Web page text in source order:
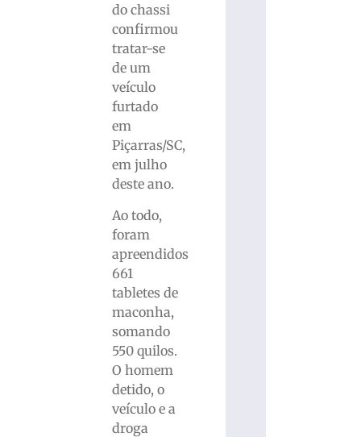
do chassi
confirmou
tratar-se
de um
veículo
furtado
em
Piçarras/SC,
em julho
deste ano.
Ao todo,
foram
apreendidos
661
tabletes de
maconha,
somando
550 quilos.
O homem
detido, o
veículo e a
droga